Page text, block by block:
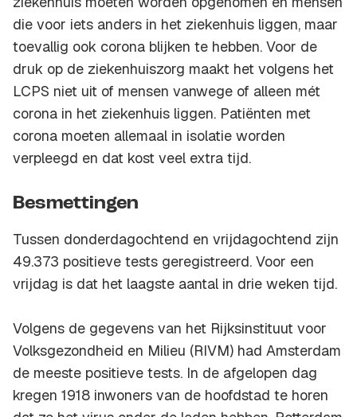
die voor iets anders in het ziekenhuis liggen, maar
toevallig ook corona blijken te hebben. Voor de
druk op de ziekenhuiszorg maakt het volgens het
LCPS niet uit of mensen vanwege of alleen mét
corona in het ziekenhuis liggen. Patiënten met
corona moeten allemaal in isolatie worden
verpleegd en dat kost veel extra tijd.
Besmettingen
Tussen donderdagochtend en vrijdagochtend zijn
49.373 positieve tests geregistreerd. Voor een
vrijdag is dat het laagste aantal in drie weken tijd.
Volgens de gegevens van het Rijksinstituut voor
Volksgezondheid en Milieu (RIVM) had Amsterdam
de meeste positieve tests. In de afgelopen dag
kregen 1918 inwoners van de hoofdstad te horen